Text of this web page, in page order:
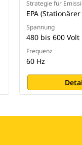
Strategie für
EPA
Spannung
480 bis 600 Volt
Frequenz
60 Hz